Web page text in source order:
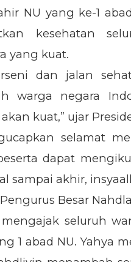
NU yang ke-1
kesehatan
yang kuat.
dan jalan
warga negara
kuat,” ujar
selamat
dapat
sampai akhir,
Besar
seluruh
1 abad NU. Yahya